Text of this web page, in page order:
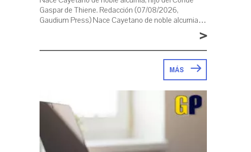
Gaspar de Thiene. Redacción (07/08/2026,
Gaudium Press) Nace Cayetano de noble alcurnia…
>
MÁS